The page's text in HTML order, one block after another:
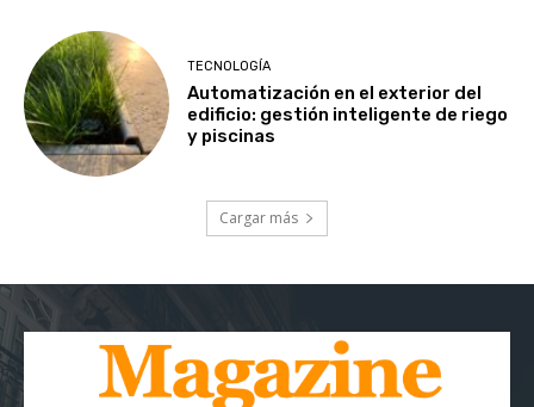
TECNOLOGÍA
Automatización en el exterior del
edificio: gestión inteligente de riego
y piscinas
Cargar más